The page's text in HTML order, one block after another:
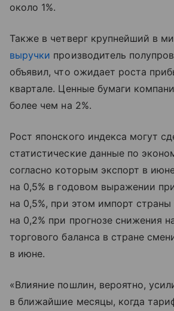
около 1%.
Также в четверг крупнейший в
выручки производитель
объявил, что ожидает роста
квартале. Ценные бумаги
более чем на 2%.
Рост японского индекса могут
статистические данные по
согласно которым экспорт в
на 0,5% в годовом выражении
на 0,5%, при этом импорт страны
на 0,2% при прогнозе снижения
торгового баланса в стране
в июне.
«Влияние пошлин, вероятно,
в ближайшие месяцы, когда